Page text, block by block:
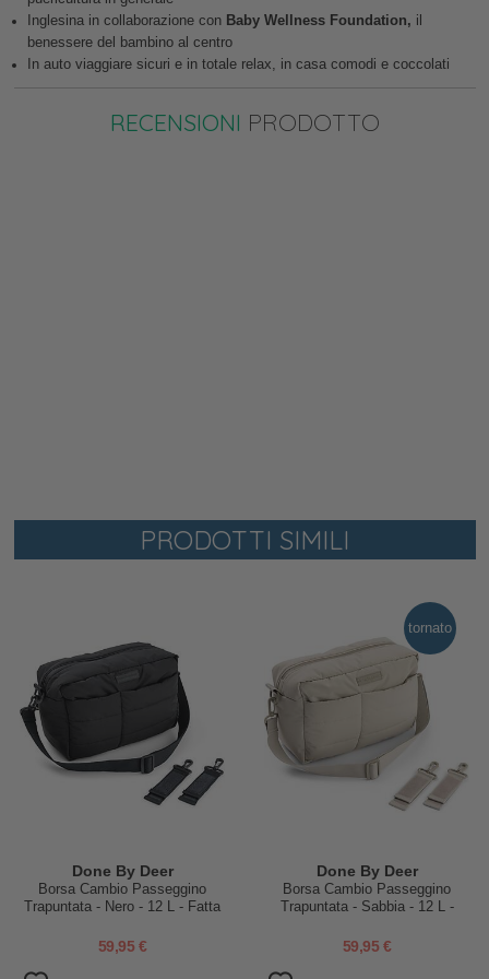
Inglesina in collaborazione con Baby Wellness Foundation, il
benessere del bambino al centro
In auto viaggiare sicuri e in totale relax, in casa comodi e coccolati
RECENSIONI PRODOTTO
PRODOTTI SIMILI
Done By Deer
Borsa Cambio Passeggino
Trapuntata - Nero - 12 L - Fatta
Riciclata
59,95 €
tornato
Done By Deer
Borsa Cambio Passeggino
Trapuntata - Sabbia - 12 L -
Riciclata
59,95 €